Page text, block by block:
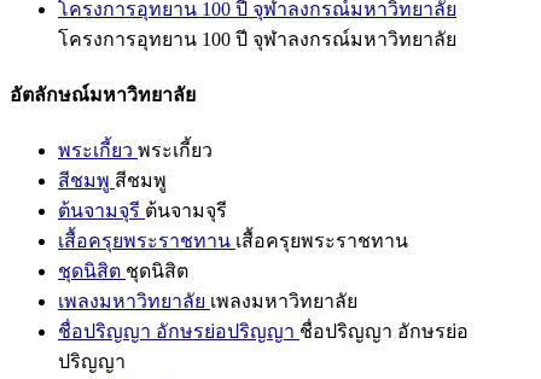
โครงการอุทยาน 100 ปี จุฬาลงกรณ์มหาวิทยาลัย
โครงการอุทยาน 100 ปี จุฬาลงกรณ์มหาวิทยาลัย
อัตลักษณ์มหาวิทยาลัย
พระเกี้ยว พระเกี้ยว
สีชมพู สีชมพู
ต้นจามจุรี ต้นจามจุรี
เสื้อครุยพระราชทาน เสื้อครุยพระราชทาน
ชุดนิสิต ชุดนิสิต
เพลงมหาวิทยาลัย เพลงมหาวิทยาลัย
ชื่อปริญญา อักษรย่อปริญญา ชื่อปริญญา อักษรย่อ
ปริญญา